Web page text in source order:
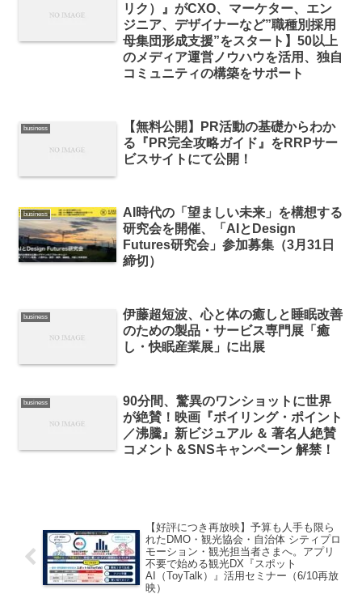
リク）』がCXO、マーケター、エン
ジニア、デザイナーなど”職種別採用
母集団形成支援”をスタート】50以上
のメディア運営ノウハウを活用、独自
コミュニティの構築をサポート
business
【無料公開】PR活動の基礎からわか
る『PR完全攻略ガイド』をRRPサー
ビスサイトにて公開！
business
AI時代の「望ましい未来」を構想する
研究会を開催、「AIとDesign
Futures研究会」参加募集（3月31日
締切）
business
伊藤超短波、心と体の癒しと睡眠改善
のための製品・サービス専門展「癒
し・快眠産業展」に出展
business
90分間、驚異のワンショットに世界
が絶賛！映画『ボイリング・ポイント
／沸騰』新ビジュアル ＆ 著名人絶賛
コメント＆SNSキャンペーン 解禁！
【好評につき再放映】予算も人手も限ら
れたDMO・観光協会・自治体 シティプロ
モーション・観光担当者さまへ。アプリ
不要で始める観光DX『スポット
AI（ToyTalk）』活用セミナー（6/10再放
映）